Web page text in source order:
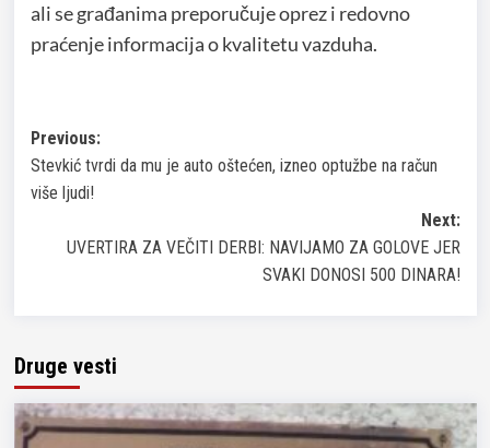
ali se građanima preporučuje oprez i redovno
praćenje informacija o kvalitetu vazduha.
Post
navigation
Previous:
Stevkić tvrdi da mu je auto oštećen, izneo optužbe na račun
više ljudi!
Next:
UVERTIRA ZA VEČITI DERBI: NAVIJAMO ZA GOLOVE JER
SVAKI DONOSI 500 DINARA!
Druge vesti